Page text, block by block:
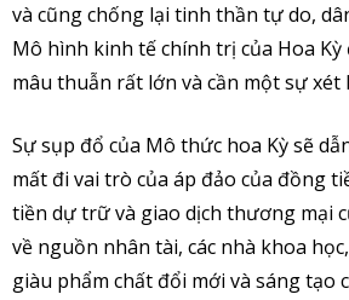
và cũng chống lại tinh thần tự do,
Mô hình kinh tế chính trị của Hoa
mâu thuẫn rất lớn và cần một sự xét
Sự sụp đổ của Mô thức hoa Kỳ sẽ
mất đi vai trò của áp đảo của đồng
tiền dự trữ và giao dịch thương mại
về nguồn nhân tài, các nhà khoa
giàu phẩm chất đổi mới và sáng tạo